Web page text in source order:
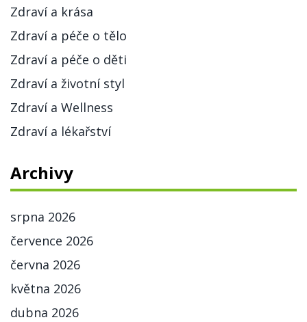
Zdraví a krása
Zdraví a péče o tělo
Zdraví a péče o děti
Zdraví a životní styl
Zdraví a Wellness
Zdraví a lékařství
Archivy
srpna 2026
července 2026
června 2026
května 2026
dubna 2026